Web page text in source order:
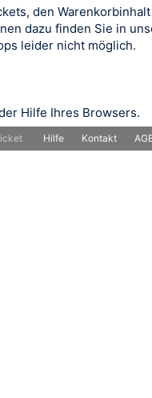
den
dazu finden Sie in
leider nicht möglich.
Hilfe Ihres Browsers.
Hilfe Kontakt